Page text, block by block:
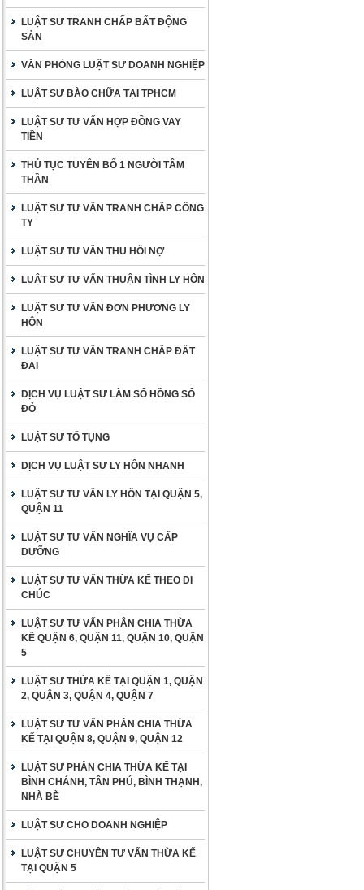
LUẬT SƯ TRANH CHẤP BẤT ĐỘNG
SẢN
VĂN PHÒNG LUẬT SƯ DOANH NGHIỆP
LUẬT SƯ BÀO CHỮA TẠI TPHCM
LUẬT SƯ TƯ VẤN HỢP ĐỒNG VAY
TIỀN
THỦ TỤC TUYÊN BỐ 1 NGƯỜI TÂM
THẦN
LUẬT SƯ TƯ VẤN TRANH CHẤP CÔNG
TY
LUẬT SƯ TƯ VẤN THU HỒI NỢ
LUẬT SƯ TƯ VẤN THUẬN TÌNH LY HÔN
LUẬT SƯ TƯ VẤN ĐƠN PHƯƠNG LY
HÔN
LUẬT SƯ TƯ VẤN TRANH CHẤP ĐẤT
ĐAI
DỊCH VỤ LUẬT SƯ LÀM SỔ HỒNG SỔ
ĐỎ
LUẬT SƯ TỐ TỤNG
DỊCH VỤ LUẬT SƯ LY HÔN NHANH
LUẬT SƯ TƯ VẤN LY HÔN TẠI QUẬN 5,
QUẬN 11
LUẬT SƯ TƯ VẤN NGHĨA VỤ CẤP
DƯỠNG
LUẬT SƯ TƯ VẤN THỪA KẾ THEO DI
CHÚC
LUẬT SƯ TƯ VẤN PHÂN CHIA THỪA
KẾ QUẬN 6, QUẬN 11, QUẬN 10, QUẬN
5
LUẬT SƯ THỪA KẾ TẠI QUẬN 1, QUẬN
2, QUẬN 3, QUẬN 4, QUẬN 7
LUẬT SƯ TƯ VẤN PHÂN CHIA THỪA
KẾ TẠI QUẬN 8, QUẬN 9, QUẬN 12
LUẬT SƯ PHÂN CHIA THỪA KẾ TẠI
BÌNH CHÁNH, TÂN PHÚ, BÌNH THẠNH,
NHÀ BÈ
LUẬT SƯ CHO DOANH NGHIỆP
LUẬT SƯ CHUYÊN TƯ VẤN THỪA KẾ
TẠI QUẬN 5